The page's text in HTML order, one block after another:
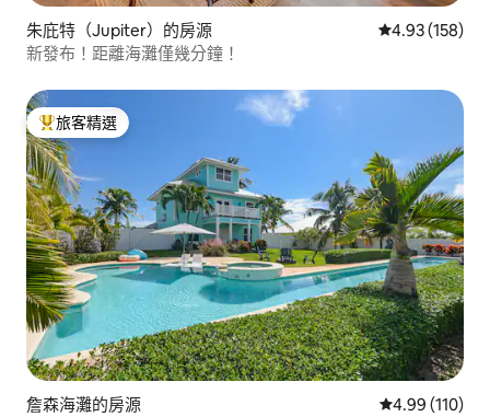
朱庇特（Jupiter）的房源 從 158 則評價
4.93 (158)
新發布！距離海灘僅幾分鐘！
旅客精選榜首
旅客精選
詹森海灘的房源 從 110 則評價
4.99 (110)